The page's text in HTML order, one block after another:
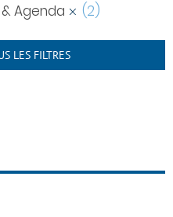
Agenda (2)
LES FILTRES